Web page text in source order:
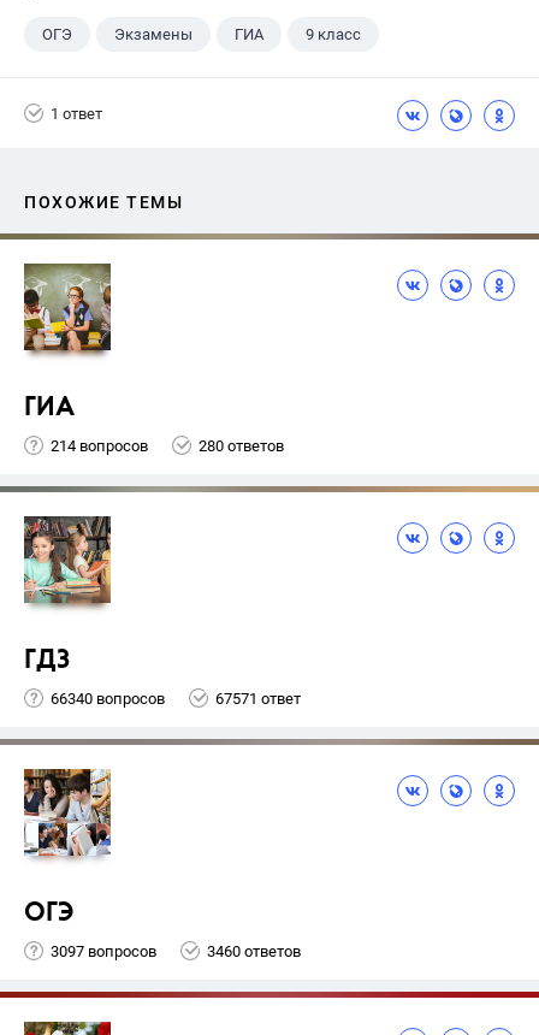
ОГЭ Экзамены ГИА 9 класс
1 ответ
ПОХОЖИЕ ТЕМЫ
ГИА
214 вопросов 280 ответов
ГДЗ
66340 вопросов 67571 ответ
ОГЭ
3097 вопросов 3460 ответов